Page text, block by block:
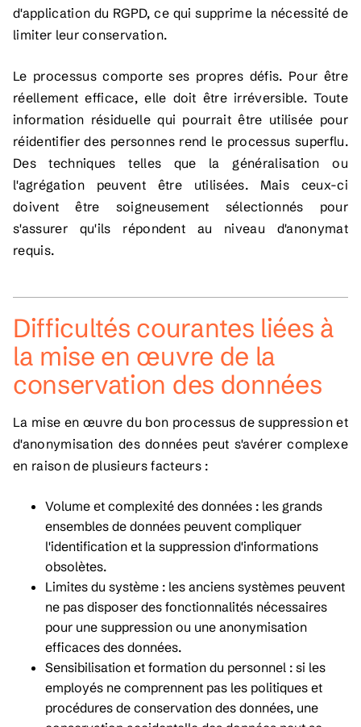
d'application du RGPD, ce qui supprime la nécessité de
limiter leur conservation.
Le processus comporte ses propres défis. Pour être
réellement efficace, elle doit être irréversible. Toute
information résiduelle qui pourrait être utilisée pour
réidentifier des personnes rend le processus superflu.
Des techniques telles que la généralisation ou
l'agrégation peuvent être utilisées. Mais ceux-ci
doivent être soigneusement sélectionnés pour
s'assurer qu'ils répondent au niveau d'anonymat
requis.
Difficultés courantes liées à
la mise en œuvre de la
conservation des données
La mise en œuvre du bon processus de suppression et
d'anonymisation des données peut s'avérer complexe
en raison de plusieurs facteurs :
Volume et complexité des données : les grands
ensembles de données peuvent compliquer
l'identification et la suppression d'informations
obsolètes.
Limites du système : les anciens systèmes peuvent
ne pas disposer des fonctionnalités nécessaires
pour une suppression ou une anonymisation
efficaces des données.
Sensibilisation et formation du personnel : si les
employés ne comprennent pas les politiques et
procédures de conservation des données, une